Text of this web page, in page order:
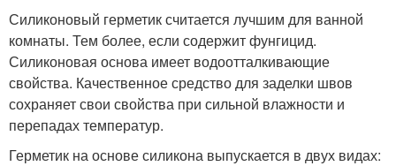
Силиконовый герметик считается лучшим для ванной
комнаты. Тем более, если содержит фунгицид.
Силиконовая основа имеет водоотталкивающие
свойства. Качественное средство для заделки швов
сохраняет свои свойства при сильной влажности и
перепадах температур.
Герметик на основе силикона выпускается в двух видах: